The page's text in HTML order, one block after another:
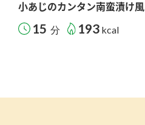
小あじのカンタン南蛮漬け風
15 分 193 kcal